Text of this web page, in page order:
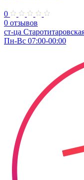
0
0 отзывов
ст-ца
Пн-Вс 07:00-00:00